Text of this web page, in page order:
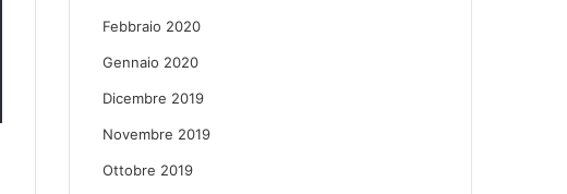
Febbraio 2020
Gennaio 2020
Dicembre 2019
Novembre 2019
Ottobre 2019